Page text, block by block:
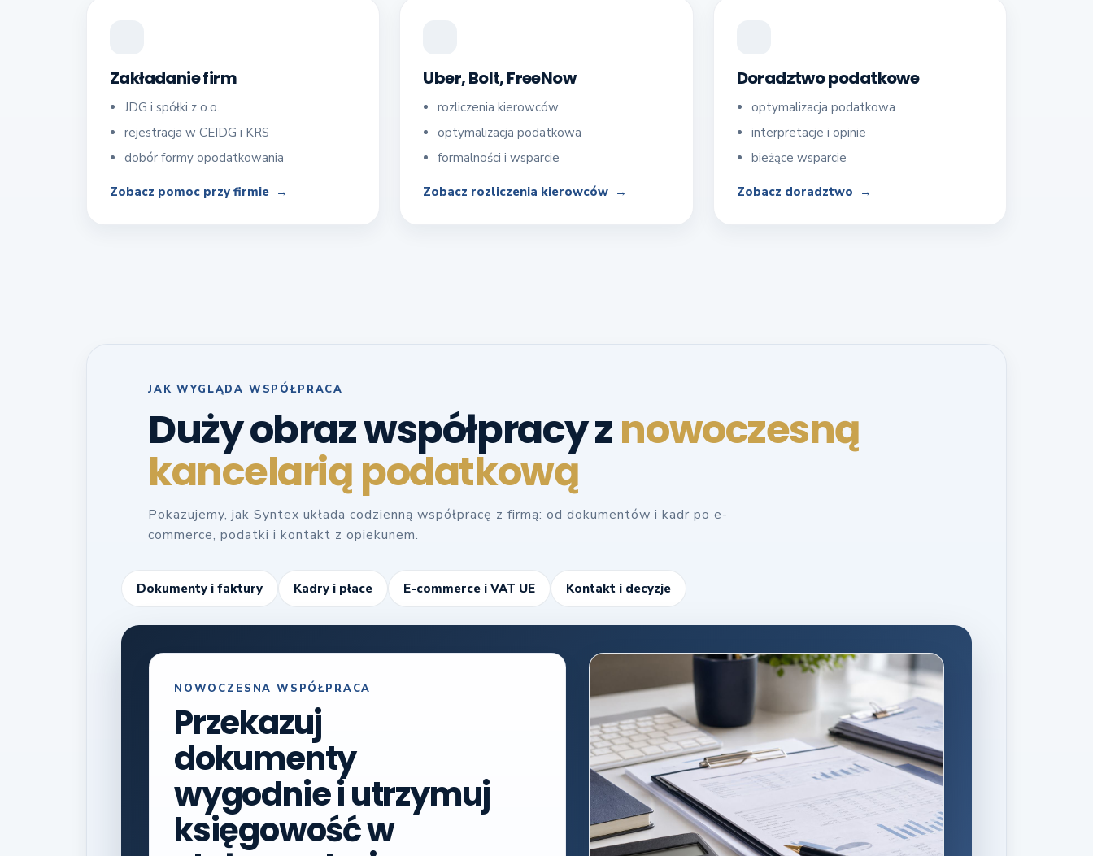
Zakładanie firm
JDG i spółki z o.o.
rejestracja w CEIDG i KRS
dobór formy opodatkowania
Zobacz pomoc przy firmie
Uber, Bolt, FreeNow
rozliczenia kierowców
optymalizacja podatkowa
formalności i wsparcie
Zobacz rozliczenia kierowców
Doradztwo podatkowe
optymalizacja podatkowa
interpretacje i opinie
bieżące wsparcie
Zobacz doradztwo
JAK WYGLĄDA WSPÓŁPRACA
Duży obraz współpracy znowoczesną
kancelarią podatkową
Pokazujemy, jak Syntex układa codzienną współpracę z firmą: od dokumentów i kadr po e-
commerce, podatki i kontakt z opiekunem.
Dokumenty i faktury Kadry i płace E-commerce i VAT UE Kontakt i decyzje
NOWOCZESNA WSPÓŁPRACA
Przekazuj
dokumenty
wygodnie i utrzymuj
księgowość w